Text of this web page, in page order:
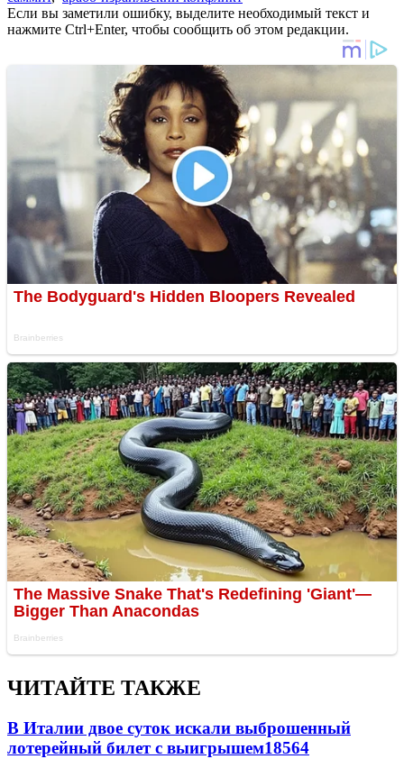
Если вы заметили ошибку, выделите необходимый текст и
нажмите Ctrl+Enter, чтобы сообщить об этом редакции.
ЧИТАЙТЕ ТАКЖЕ
В Италии двое суток искали выброшенный
лотерейный билет с выигрышем18564